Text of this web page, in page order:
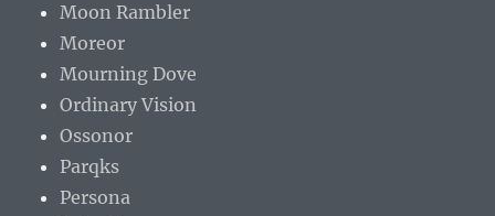
Moon Rambler
Moreor
Mourning Dove
Ordinary Vision
Ossonor
Parqks
Persona